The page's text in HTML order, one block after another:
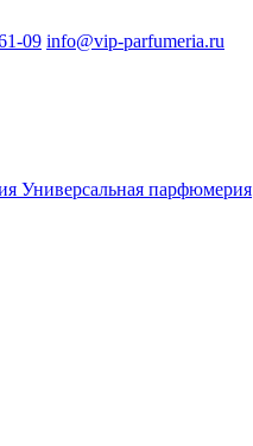
09 info@vip-parfumeria.ru
Универсальная парфюмерия